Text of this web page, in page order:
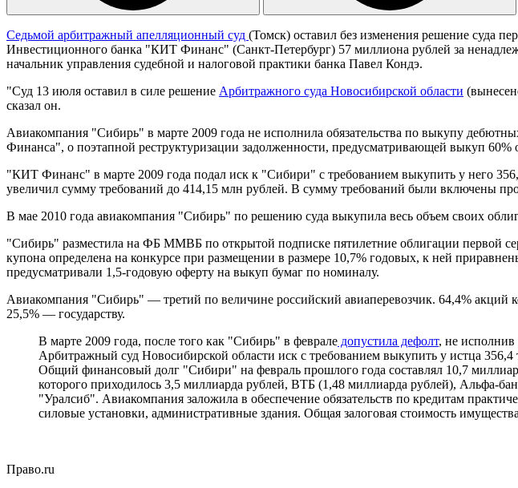
Седьмой арбитражный апелляционный суд (Томск) оставил без изменения решение суда
Инвестиционного банка "КИТ Финанс" (Санкт-Петербург) 57 миллиона рублей за
начальник управления судебной и налоговой практики банка Павел Кондэ.
"Суд 13 июля оставил в силе решение Арбитражного суда Новосибирской области
сказал он.
Авиакомпания "Сибирь" в марте 2009 года не исполнила обязательства по выкупу
Финанса", о поэтапной реструктуризации задолженности, предусматривающей выкуп 60%
"КИТ Финанс" в марте 2009 года подал иск к "Сибири" с требованием выкупить у него
увеличил сумму требований до 414,15 млн рублей. В сумму требований были включены
В мае 2010 года авиакомпания "Сибирь" по решению суда выкупила весь объем своих
"Сибирь" разместила на ФБ ММВБ по открытой подписке пятилетние облигации первой
купона определена на конкурсе при размещении в размере 10,7% годовых, к ней
предусматривали 1,5-годовую оферту на выкуп бумаг по номиналу.
Авиакомпания "Сибирь" — третий по величине российский авиаперевозчик. 64,4%
25,5% — государству.
В марте 2009 года, после того как "Сибирь" в феврале допустила дефолт, не
Арбитражный суд Новосибирской области иск с требованием выкупить у истца
Общий финансовый долг "Сибири" на февраль прошлого года составлял 10,7
которого приходилось 3,5 миллиарда рублей, ВТБ (1,48 миллиарда рублей), Альфа-
"Уралсиб". Авиакомпания заложила в обеспечение обязательств по кредитам
силовые установки, административные здания. Общая залоговая стоимость
Право.ru